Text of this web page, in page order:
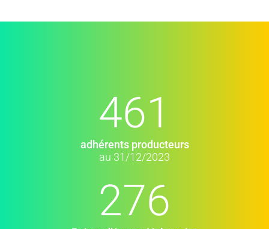
461
adhérents producteurs
au 31/12/2023
276